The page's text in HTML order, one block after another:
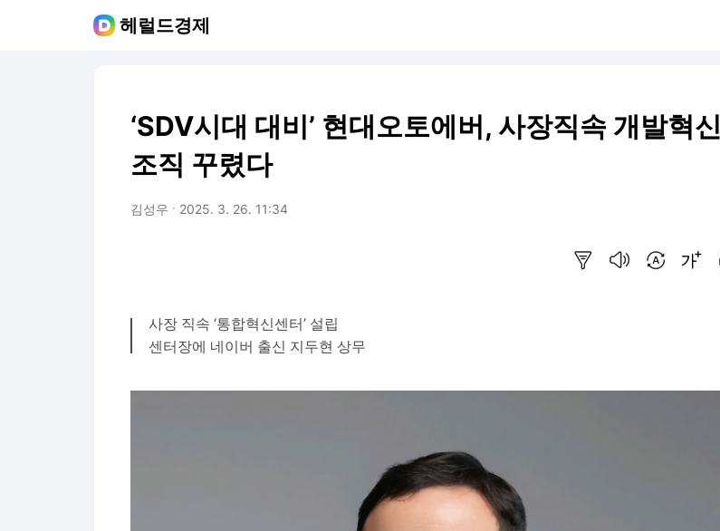
헤럴드경제
‘SDV시대 대비’ 현대오토에버, 사장직속 개발혁신
조직 꾸렸다
김성우 2025. 3. 26. 11:34
사장 직속 ‘통합혁신센터’ 설립
센터장에 네이버 출신 지두현 상무